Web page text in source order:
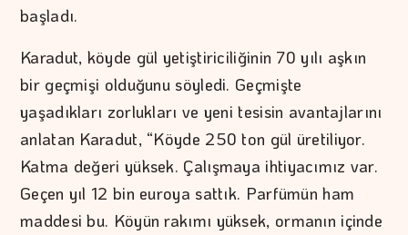
başladı.
Karadut, köyde gül yetiştiriciliğinin 70 yılı aşkın
bir geçmişi olduğunu söyledi. Geçmişte
yaşadıkları zorlukları ve yeni tesisin avantajlarını
anlatan Karadut, “Köyde 250 ton gül üretiliyor.
Katma değeri yüksek. Çalışmaya ihtiyacımız var.
Geçen yıl 12 bin euroya sattık. Parfümün ham
maddesi bu. Köyün rakımı yüksek, ormanın içinde